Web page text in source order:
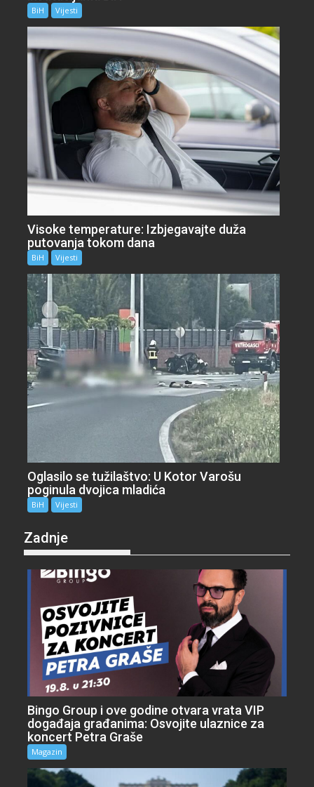
BiH Vijesti
Visoke temperature: Izbjegavajte duža
putovanja tokom dana
BiH Vijesti
Oglasilo se tužilaštvo: U Kotor Varošu
poginula dvojica mladića
BiH Vijesti
Zadnje
Bingo Group i ove godine otvara vrata VIP
događaja građanima: Osvojite ulaznice za
koncert Petra Graše
Magazin